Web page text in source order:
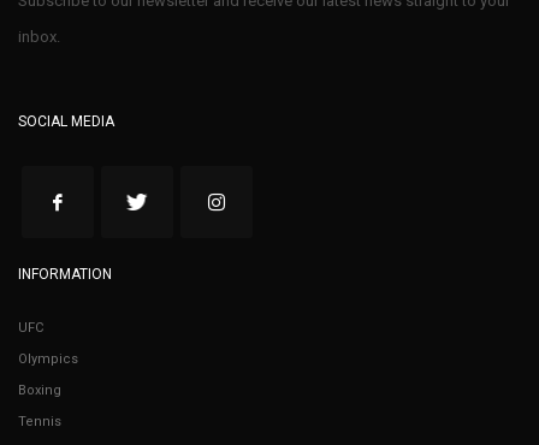
inbox.
SOCIAL MEDIA
INFORMATION
UFC
Olympics
Boxing
Tennis